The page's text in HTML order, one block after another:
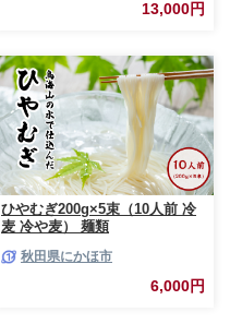
13,000円
ひやむぎ200g×5束（10人前 冷
麦 冷や麦） 麺類
秋田県にかほ市
6,000円